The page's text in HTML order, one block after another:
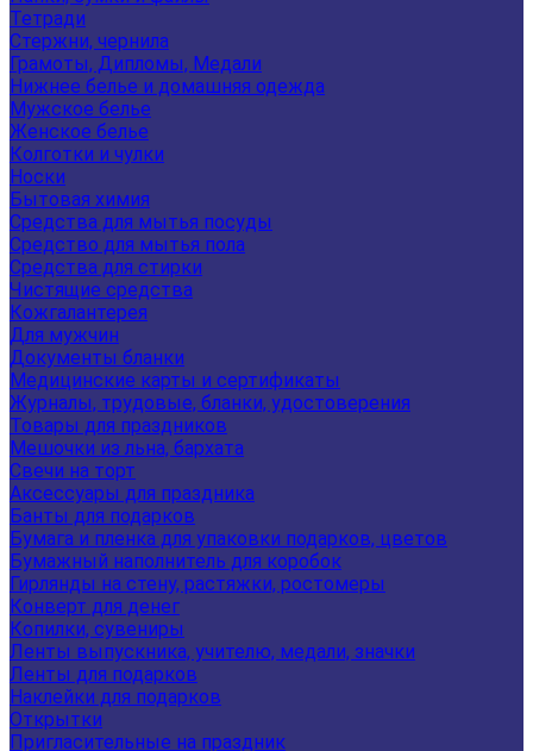
Тетради
Стержни, чернила
Грамоты, Дипломы, Медали
Нижнее белье и домашняя одежда
Мужское белье
Женское белье
Колготки и чулки
Носки
Бытовая химия
Средства для мытья посуды
Средство для мытья пола
Средства для стирки
Чистящие средства
Кожгалантерея
Для мужчин
Документы бланки
Медицинские карты и сертификаты
Журналы, трудовые, бланки, удостоверения
Товары для праздников
Мешочки из льна, бархата
Свечи на торт
Аксессуары для праздника
Банты для подарков
Бумага и пленка для упаковки подарков, цветов
Бумажный наполнитель для коробок
Гирлянды на стену, растяжки, ростомеры
Конверт для денег
Копилки, сувениры
Ленты выпускника, учителю, медали, значки
Ленты для подарков
Наклейки для подарков
Открытки
Пригласительные на праздник